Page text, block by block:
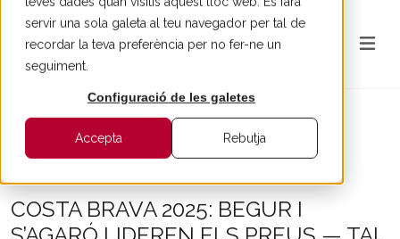
servir una sola galeta al teu navegador per tal de
recordar la teva preferència per no fer-ne un
seguiment.
Configuració de les galetes
Accepta Rebutja
COSTA BRAVA 2025: BEGUR I